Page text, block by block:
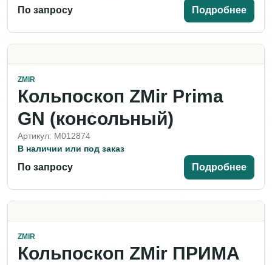
По запросу Подробнее
ZMIR
Кольпоскоп ZMir Prima
GN (консольный)
Артикул: M012874
В наличии или под заказ
По запросу Подробнее
ZMIR
Кольпоскоп ZMir ПРИМА